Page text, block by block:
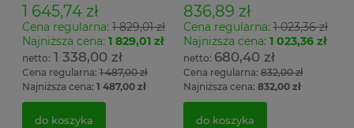
1 645,74 zł
Cena regularna: 1 829,01 zł
Najniższa cena: 1 829,01 zł
1 338,00 zł
Cena regularna: 1 487,00 zł
Najniższa cena: 1 487,00 zł
do koszyka
836,89 zł
Cena regularna:1 023,36 zł
Najniższa cena: 1 023,36 zł
680,40 zł
Cena regularna:832,00 zł
Najniższa cena: 832,00 zł
do koszyka